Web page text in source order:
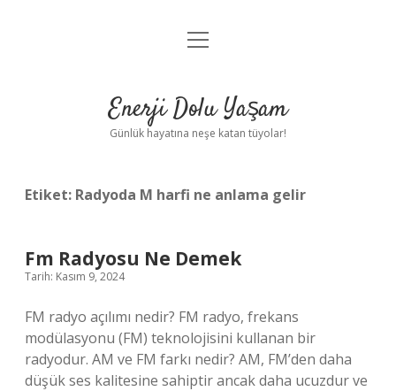
Anasayfa
Yasal Uyarı
menüyü
Enerji Dolu Yaşam
Günlük hayatına neşe katan tüyolar!
Etiket: Radyoda M harfi ne anlama gelir
Fm Radyosu Ne Demek
Tarih: Kasım 9, 2024
FM radyo açılımı nedir? FM radyo, frekans
modülasyonu (FM) teknolojisini kullanan bir
radyodur. AM ve FM farkı nedir? AM, FM’den daha
düşük ses kalitesine sahiptir ancak daha ucuzdur ve